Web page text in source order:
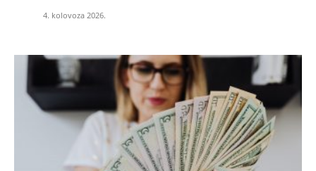
4. kolovoza 2026.